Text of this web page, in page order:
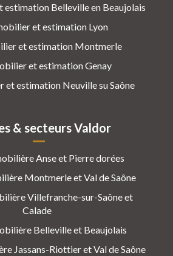
estimation Belleville en Beaujolais
et estimation Lyon
et estimation Montmerle
et estimation Genay
et estimation Neuville su Saône
& secteurs Valdor
Anse et Pierre dorées
Montmerle et Val de Saône
Villefranche-sur-Saône et
Calade
Belleville et Beaujolais
Jassans-Riottier et Val de Saône